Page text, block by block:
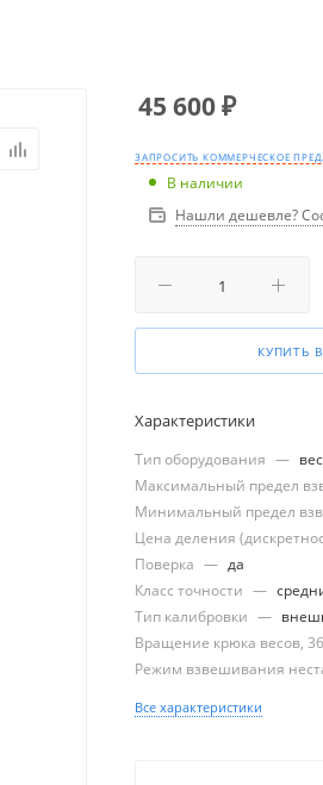
45 600₽
ЗАПРОСИТЬ КОММЕРЧЕСКОЕ
В наличии
Нашли дешевле?
КУПИТЬ
Характеристики
Тип оборудования —
Максимальный предел
Минимальный предел
Цена деления
Поверка — да
Класс точности —
Тип калибровки —
Вращение крюка весов,
Режим взвешивания
Все характеристики